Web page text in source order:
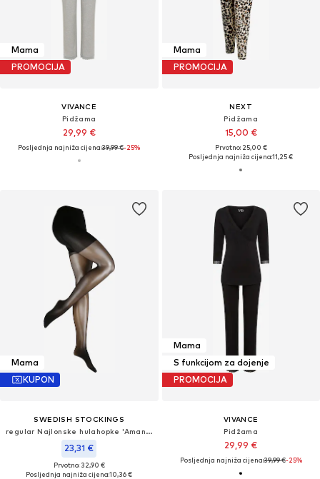
Mama
PROMOCIJA
VIVANCE
Pidžama
29,99 €
Posljednja najniža cijena:39,99 €-25%
Mama
PROMOCIJA
NEXT
Pidžama
15,00 €
Prvotno: 25,00 €
Posljednja najniža cijena:11,25 €
Mama
KUPON
SWEDISH STOCKINGS
regular Najlonske hulahopke 'Amanda Maternity'
23,31 €
Prvotno: 32,90 €
Posljednja najniža cijena:10,36 €
Mama
S funkcijom za dojenje
PROMOCIJA
VIVANCE
Pidžama
29,99 €
Posljednja najniža cijena:39,99 €-25%